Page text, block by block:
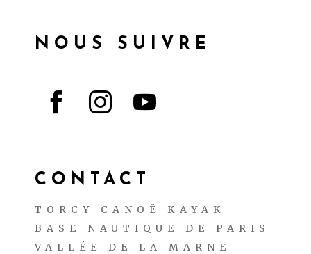
NOUS SUIVRE
  
CONTACT
TORCY CANOË KAYAK
BASE NAUTIQUE DE PARIS
VALLÉE DE LA MARNE